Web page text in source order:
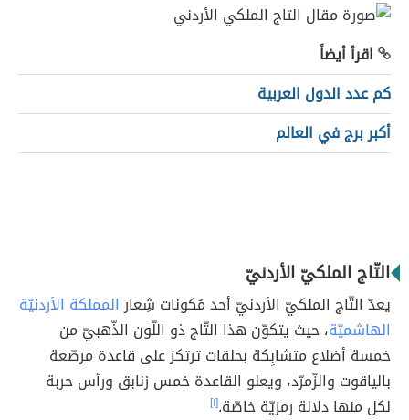
اقرأ أيضاً
كم عدد الدول العربية
أكبر برج في العالم
التّاج الملكيّ الأردنيّ
يعدّ التّاج الملكيّ الأردنيّ أحد مُكونات شِعارالمملكة الأردنيّة
الهاشميّة، حيث يتكوّن هذا التّاج ذو اللّون الذّهبيّ من
خمسة أضلاع متشابِكة بحلقات ترتكز على قاعدة مرصّعة
بالياقوت والزّمرّد، ويعلو القاعدة خمس زنابق ورأس حربة
لكل منها دلالة رمزيّة خاصّة.[١]